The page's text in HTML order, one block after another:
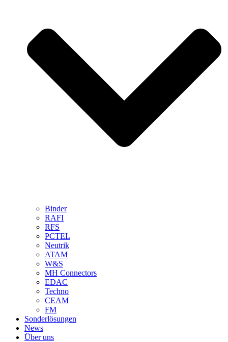
Binder
RAFI
RFS
PCTEL
Neutrik
ATAM
W&S
MH Connectors
EDAC
Techno
CEAM
FM
Sonderlösungen
News
Über uns